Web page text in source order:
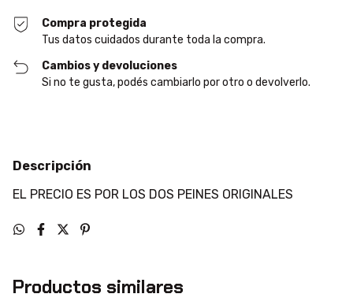
Compra protegida
Tus datos cuidados durante toda la compra.
Cambios y devoluciones
Si no te gusta, podés cambiarlo por otro o devolverlo.
Descripción
EL PRECIO ES POR LOS DOS PEINES ORIGINALES
Productos similares